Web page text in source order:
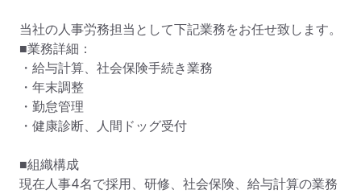
当社の人事労務担当として下記業務をお任せ致します。
■業務詳細：
・給与計算、社会保険手続き業務
・年末調整
・勤怠管理
・健康診断、人間ドッグ受付
■組織構成
現在人事4名で採用、研修、社会保険、給与計算の業務